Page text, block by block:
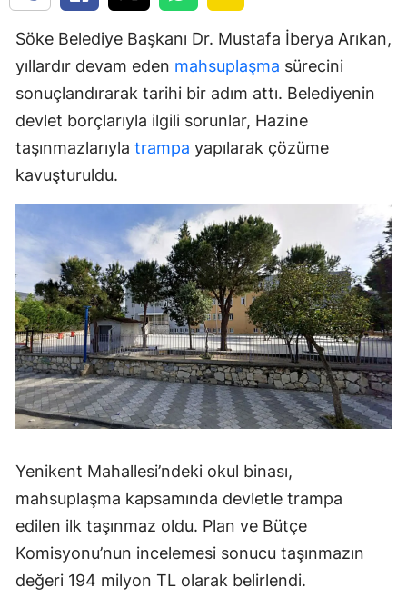
Söke Belediye Başkanı Dr. Mustafa İberya Arıkan,
yıllardır devam eden mahsuplaşma sürecini
sonuçlandırarak tarihi bir adım attı. Belediyenin
devlet borçlarıyla ilgili sorunlar, Hazine
taşınmazlarıyla trampa yapılarak çözüme
kavuşturuldu.
Yenikent Mahallesi’ndeki okul binası,
mahsuplaşma kapsamında devletle trampa
edilen ilk taşınmaz oldu. Plan ve Bütçe
Komisyonu’nun incelemesi sonucu taşınmazın
değeri 194 milyon TL olarak belirlendi.